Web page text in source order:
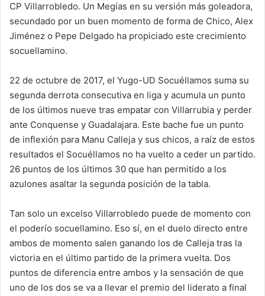
CP Villarrobledo. Un Megías en su versión más goleadora,
secundado por un buen momento de forma de Chico, Alex
Jiménez o Pepe Delgado ha propiciado este crecimiento
socuellamino.
22 de octubre de 2017, el Yugo-UD Socuéllamos suma su
segunda derrota consecutiva en liga y acumula un punto
de los últimos nueve tras empatar con Villarrubia y perder
ante Conquense y Guadalajara. Este bache fue un punto
de inflexión para Manu Calleja y sus chicos, a raíz de estos
resultados el Socuéllamos no ha vuelto a ceder un partido.
26 puntos de los últimos 30 que han permitido a los
azulones asaltar la segunda posición de la tabla.
Tan solo un excelso Villarrobledo puede de momento con
el poderío socuellamino. Eso sí, en el duelo directo entre
ambos de momento salen ganando los de Calleja tras la
victoria en el último partido de la primera vuelta. Dos
puntos de diferencia entre ambos y la sensación de que
uno de los dos se va a llevar el premio del liderato a final